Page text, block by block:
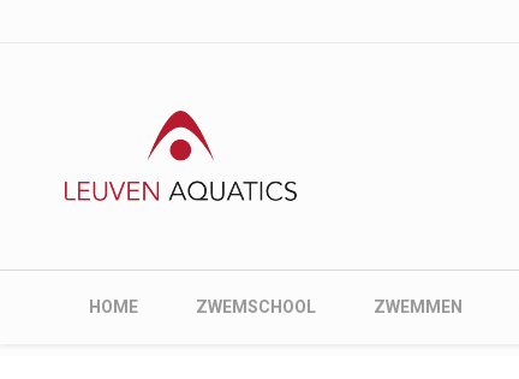
Main navigation
HOME ZWEMSCHOOL ZWEMMEN